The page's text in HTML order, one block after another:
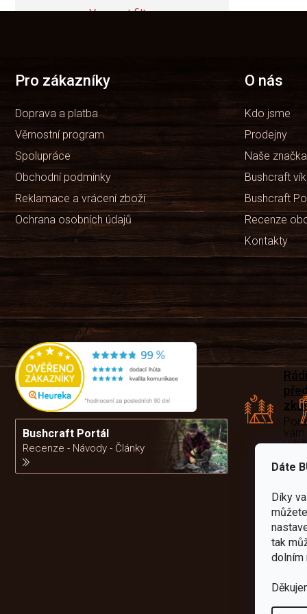
Dáte
Díky
tak
dolním
Vymazat filtry
Pro zákazníky
Doprava a platba
Věrnostní program
Spolupráce
Obchodní podmínky
Reklamace a vrácení zboží
Ochrana osobních údajů
O nás
Kdo jsme
Prodejny
Naše
Bushcraft
Bushcraft
Recenze
Kontakty
Bushcraft Portál
Recenze - Návody - Články
Rádi
vám